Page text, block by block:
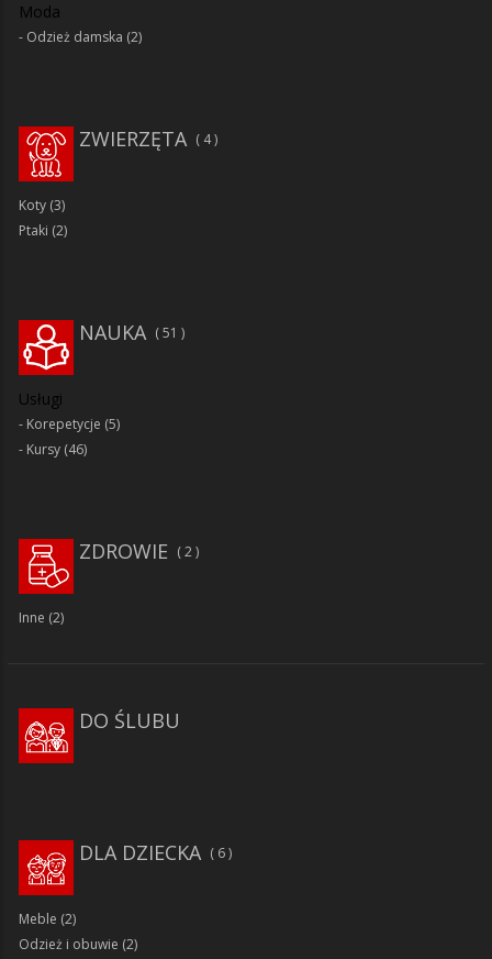
Moda
Odzież damska (2)
ZWIERZĘTA 4
Koty (3)
Ptaki (2)
51
NAUKA
Usługi
Korepetycje (5)
Kursy (46)
ZDROWIE 2
Inne (2)
DO ŚLUBU
6
DLA DZIECKA
Meble (2)
Odzież i obuwie (2)